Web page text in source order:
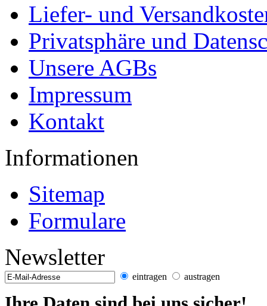
Liefer- und
Privatsphäre und
Unsere AGBs
Impressum
Kontakt
Informationen
Sitemap
Formulare
Newsletter
eintragen austragen